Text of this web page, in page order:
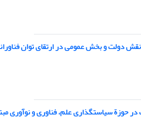
دولت و بخش عمومی در ارتقای توان
حوزة سیاستگذاری علم، فناوری و نوآوری